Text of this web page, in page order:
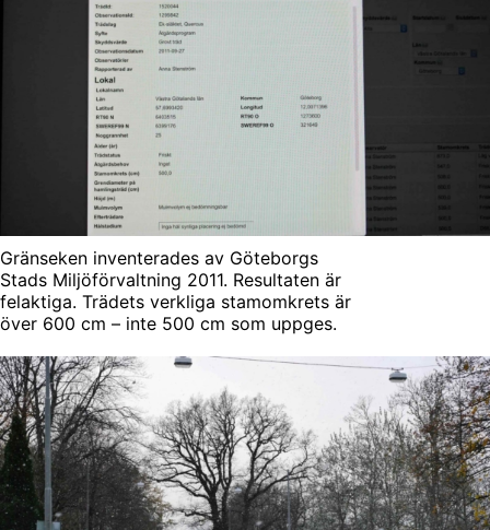
Gränseken inventerades av Göteborgs
Stads Miljöförvaltning 2011. Resultaten är
felaktiga. Trädets verkliga stamomkrets är
över 600 cm – inte 500 cm som uppges.